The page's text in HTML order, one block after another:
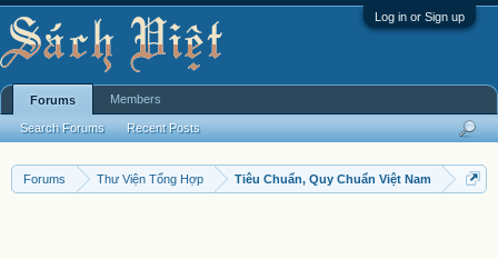
Log in or Sign up
Forums Thư Viện Tổng Hợp Tiêu Chuẩn, Quy Chuẩn Việt Nam
Forums
Search Forums Recent Posts
Members